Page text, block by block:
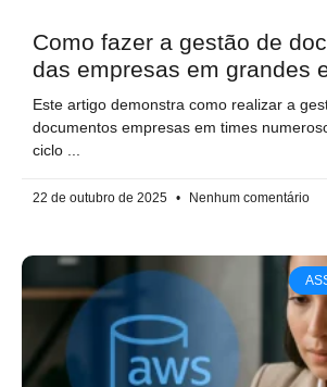
Como fazer a gestão de
das empresas​ em grandes
Este artigo demonstra como realizar a
documentos empresas em times
ciclo
22 de outubro de 2025 Nenhum comentário